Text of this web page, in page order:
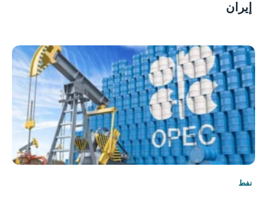
إيران
نفط